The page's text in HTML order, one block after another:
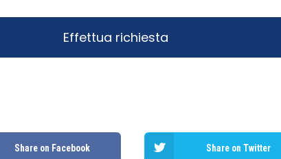
Share on Facebook Share on Twitter